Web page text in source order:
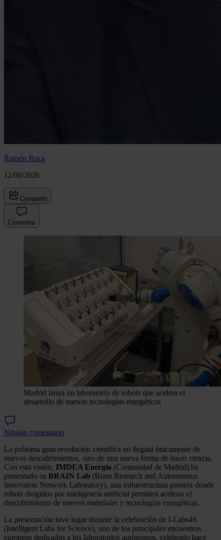
Ramón Roca
12/06/2026
Compartir
Comentar
Madrid lanza un laboratorio de robots que acelera el
desarrollo de nuevas tecnologías energéticas
Ningún comentario
La próxima gran revolución científica no llegará únicamente de
nuevos descubrimientos, sino de una nueva forma de hacer ciencia.
Con esta visión, IMDEA Energía (Comunidad de Madrid) ha
presentado su BRAIN Lab (Brain Research and Autonomous
Innovation Network Laboratory), una infraestructura pionera donde
robots dirigidos por inteligencia artificial permiten acelerar el
descubrimiento de nuevos materiales y tecnologías energéticas.
La presentación tuvo lugar durante la celebración de I-Labs4S
(Intelligent Labs for Science), uno de los principales encuentros
europeos dedicados a los laboratorios autónomos, celebrado hace